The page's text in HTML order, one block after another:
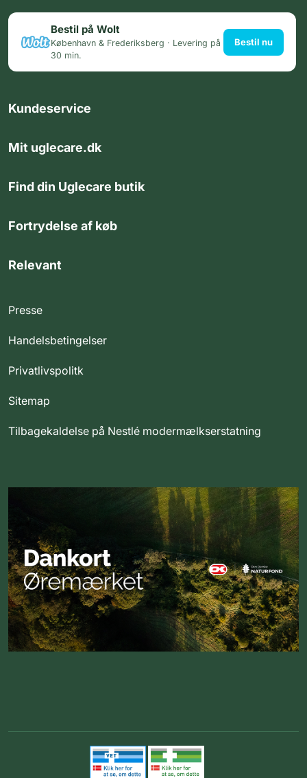
Bestil på Wolt
København & Frederiksberg · Levering på
30 min.
Bestil nu
Kundeservice
Mit uglecare.dk
Find din Uglecare butik
Fortrydelse af køb
Relevant
Presse
Handelsbetingelser
Privatlivspolitk
Sitemap
Tilbagekaldelse på Nestlé modermælkserstatning